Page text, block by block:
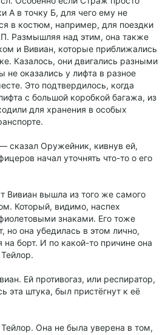
А в точку Б, для чего ему не
в костюм, например, для поездки
Размышляя над этим, она также
и Вивиан, которые приближались
Казалось, они двигались разными
оказались у лифта в разное
Это подтвердилось, когда
с большой коробкой багажа, из
для хранения в особых
Оружейник, кивнув ей,
начал уточнять что-то о его
Вивиан вышла из того же самого
Который, видимо, наспех
знаками. Его тоже
но она убедилась в этом лично,
борт. И по какой-то причине она
Ей противогаз, или респиратор,
эта штука, был пристёгнут к её
Она не была уверена в том,